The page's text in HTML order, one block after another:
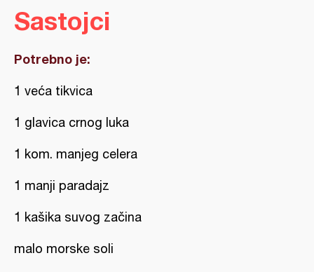
Sastojci
Potrebno je:
1 veća tikvica
1 glavica crnog luka
1 kom. manjeg celera
1 manji paradajz
1 kašika suvog začina
malo morske soli